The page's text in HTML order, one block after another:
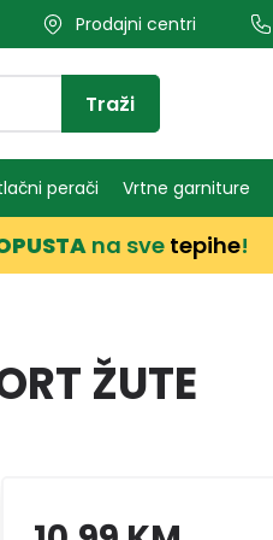
Prodajni centri
Traži
perači Vrtne garniture
na sve tepihe!
ŽUTE